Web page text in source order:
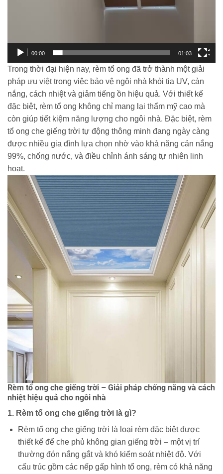
00:00 01:03
Trong thời đại hiện nay, rèm tổ ong đã trở thành một giải
pháp ưu việt trong việc bảo vệ ngôi nhà khỏi tia UV, cản
nắng, cách nhiệt và giảm tiếng ồn hiệu quả. Với thiết kế
đặc biệt, rèm tổ ong không chỉ mang lại thẩm mỹ cao mà
còn giúp tiết kiệm năng lượng cho ngôi nhà. Đặc biệt, rèm
tổ ong che giếng trời tự động thông minh đang ngày càng
được nhiều gia đình lựa chọn nhờ vào khả năng cản nắng
99%, chống nước, và điều chỉnh ánh sáng tự nhiên linh
hoạt.
Rèm tổ ong che giếng trời – Giải pháp chống nắng và cách
nhiệt hiệu quả cho ngôi nhà
1. Rèm tổ ong che giếng trời là gì?
Rèm tổ ong che giếng trời là loại rèm đặc biệt được
thiết kế để che phủ không gian giếng trời – một vị trí
thường đón nắng gắt và khó kiểm soát nhiệt độ. Với
cấu trúc gồm các nếp gấp hình tổ ong, rèm có khả năng